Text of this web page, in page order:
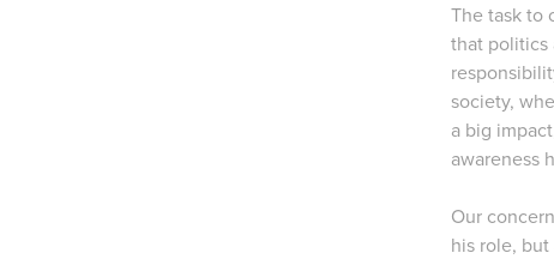
The task to
that politics
society,
a big
awareness
Our
his role,